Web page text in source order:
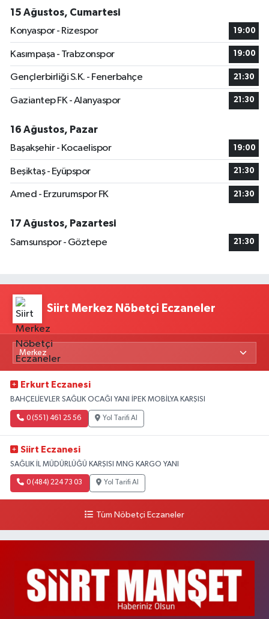
15 Ağustos, Cumartesi
Konyaspor - Rizespor
19:00
Kasımpaşa - Trabzonspor 19:00
Gençlerbirliği S.K. - Fenerbahçe 21:30
Gaziantep FK - Alanyaspor 21:30
16 Ağustos, Pazar
Başakşehir - Kocaelispor
19:00
Beşiktaş - Eyüpspor 21:30
Amed - Erzurumspor FK 21:30
17 Ağustos, Pazartesi
Samsunspor - Göztepe
21:30
Siirt Merkez Nöbetçi Eczaneler
Erkurt Eczanesi
BAHÇELİEVLER SAĞLIK OCAĞI YANI İPEK MOBİLYA KARŞISI
0 (551) 461 25 56 Yol Tarifi Al
Siirt Eczanesi
SAĞLIK İL MÜDÜRLÜĞÜ KARŞISI MNG KARGO YANI
0 (484) 224 73 03 Yol Tarifi Al
Tüm Nöbetçi Eczaneler